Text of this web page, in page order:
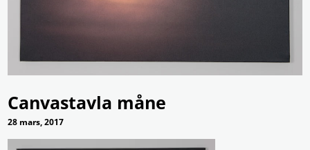
Canvastavla måne
28 mars, 2017